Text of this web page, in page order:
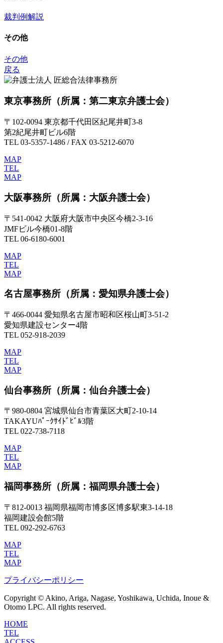
裁判例解説
その他
その他
戻る
東京事務所 （所属：第二東京弁護士会）
〒102-0094 東京都千代田区紀尾井町3-8
第2紀尾井町ビル6階
TEL 03-5357-1486 / FAX 03-5212-6070
MAP
TEL
MAP
大阪事務所 （所属：大阪弁護士会）
〒541-0042 大阪府大阪市中央区今橋2-3-16
JMFビル今橋01-8階
TEL 06-6180-6001
MAP
TEL
MAP
名古屋事務所 （所属：愛知県弁護士会）
〒466-0044 愛知県名古屋市昭和区桜山町3-51-2
愛知県建設センター4階
TEL 052-918-2039
MAP
TEL
MAP
仙台事務所 （所属：仙台弁護士会）
〒980-0804 宮城県仙台市青葉区大町2-10-14
TAKAYUﾊﾟｰｸｻｲﾄﾞﾋﾞﾙ3階
TEL 022-738-7118
MAP
TEL
MAP
福岡事務所 （所属：福岡県弁護士会）
〒812-0013 福岡県福岡市博多区博多駅東3-14-18
福岡建設会館5階
TEL 092-292-6763
MAP
TEL
MAP
プライバシーポリシー
Copyright © Akino, Ariga, Nagase, Yoshikawa, Uchida, Inoue &
Otomo LPC. All rights reserved.
HOME
TEL